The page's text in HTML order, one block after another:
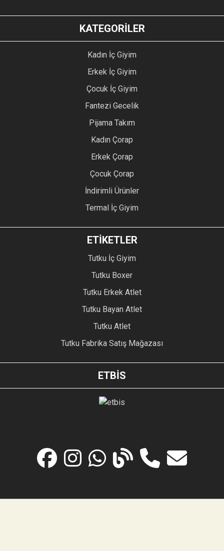
KATEGORİLER
Kadın İç Giyim
Erkek İç Giyim
Çocuk İç Giyim
Fantezi Gecelik
Pijama Takım
Kadın Çorap
Erkek Çorap
Çocuk Çorap
İndirimli Ürünler
Termal İç Giyim
ETİKETLER
Tutku İç Giyim
Tutku Boxer
Tutku Erkek Atlet
Tutku Bayan Atlet
Tutku Atlet
Tutku Fabrika Satış Mağazası
ETBİS